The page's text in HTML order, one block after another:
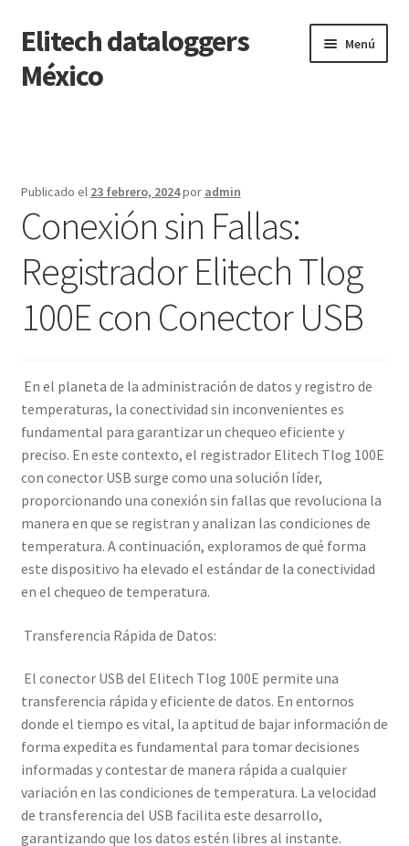
Saltar
a
navegación
Ir
al
contenido
Elitech dataloggers
México
Menú
Finalizar compra
Mi cuenta
Página de ejemplo
Publicado el 23 febrero, 2024por admin
Conexión sin Fallas:
Registrador Elitech Tlog
100E con Conector USB
En el planeta de la administración de datos y registro de
temperaturas, la conectividad sin inconvenientes es
fundamental para garantizar un chequeo eficiente y
preciso. En este contexto, el registrador Elitech Tlog 100E
con conector USB surge como una solución líder,
proporcionando una conexión sin fallas que revoluciona la
manera en que se registran y analizan las condiciones de
temperatura. A continuación, exploramos de qué forma
este dispositivo ha elevado el estándar de la conectividad
en el chequeo de temperatura.
Transferencia Rápida de Datos:
El conector USB del Elitech Tlog 100E permite una
transferencia rápida y eficiente de datos. En entornos
donde el tiempo es vital, la aptitud de bajar información de
forma expedita es fundamental para tomar decisiones
informadas y contestar de manera rápida a cualquier
variación en las condiciones de temperatura. La velocidad
de transferencia del USB facilita este desarrollo,
garantizando que los datos estén libres al instante.